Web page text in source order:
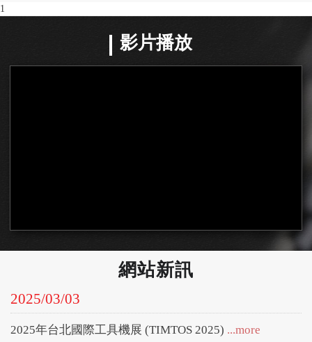
1
影片播放
網站新訊
2025/03/03
2025年台北國際工具機展 (TIMTOS 2025) ...more